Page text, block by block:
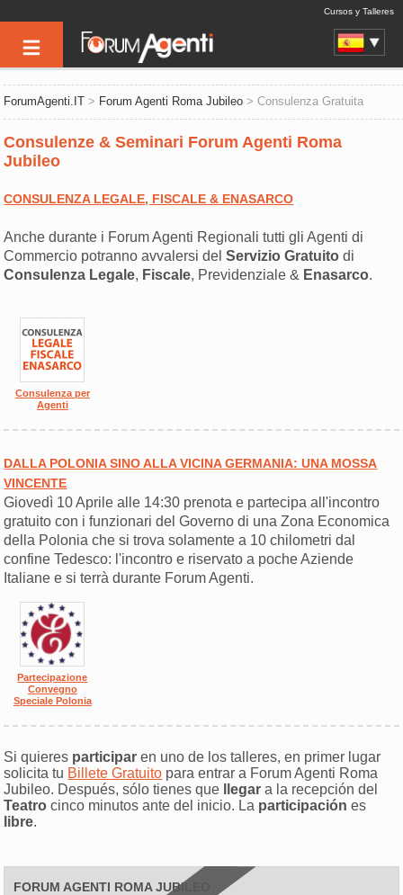
Cursos y Talleres
ForumAgenti.IT > Forum Agenti Roma Jubileo > Consulenza Gratuita
Consulenze & Seminari Forum Agenti Roma
Jubileo
CONSULENZA LEGALE, FISCALE & ENASARCO
Anche durante i Forum Agenti Regionali tutti gli Agenti di
Commercio potranno avvalersi delServizio Gratuito di
Consulenza Legale, Fiscale, Previdenziale & Enasarco.
Consulenza per
Agenti
DALLA POLONIA SINO ALLA VICINA GERMANIA: UNA MOSSA
VINCENTE
Giovedì 10 Aprile alle 14:30 prenota e partecipa all'incontro
gratuito con i funzionari del Governo di una Zona Economica
della Polonia che si trova solamente a 10 chilometri dal
confine Tedesco: l'incontro e riservato a poche Aziende
Italiane e si terrà durante Forum Agenti.
Partecipazione
Convegno
Speciale Polonia
Si quieres participar en uno de los talleres, en primer lugar
solicita tu Billete Gratuito para entrar a Forum Agenti Roma
Jubileo. Después, sólo tienes que
llegar a la recepción del
Teatro cinco minutos ante del inicio. La participaciónes
libre.
FORUM AGENTI ROMA JUBILEO